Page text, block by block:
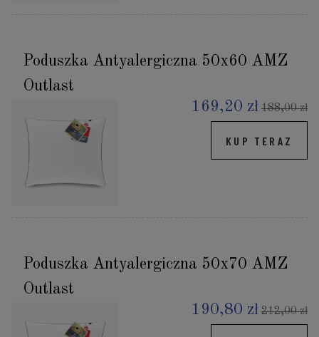
Poduszka Antyalergiczna 50x60 AMZ
Outlast
169,20 zł 188,00 zł
KUP TERAZ
Poduszka Antyalergiczna 50x70 AMZ
Outlast
190,80 zł 212,00 zł